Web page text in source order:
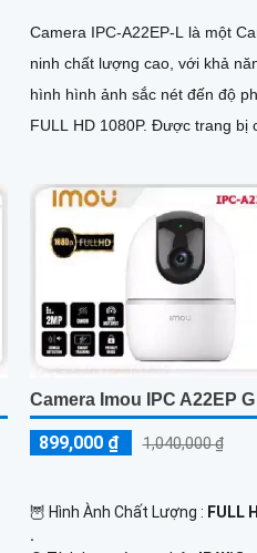
Camera IPC-A22EP-L là một
ninh chất lượng cao, với khả
hình hình ảnh sắc nét đến độ
FULL HD 1080P. Được trang bị công
Camera Imou IPC A22EP
899,000 ₫ 1,040,000 ₫
🦉 Hình Ành Chất Lượng : FULL
.